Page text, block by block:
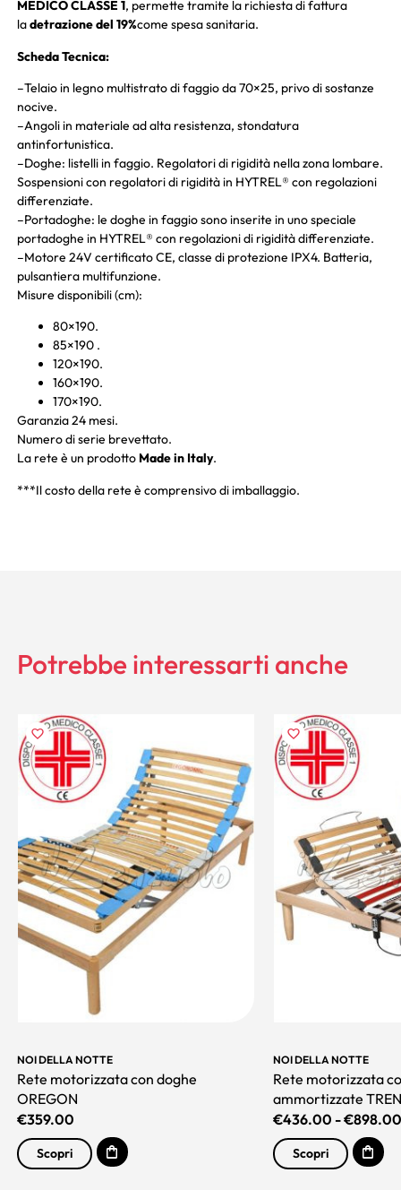
MEDICO CLASSE 1, permette tramite la richiesta di fattura
ladetrazione del 19%come spesa sanitaria.
Scheda Tecnica:
–Telaio in legno multistrato di faggio da 70×25, privo di sostanze
nocive.
–Angoli in materiale ad alta resistenza, stondatura
antinfortunistica.
–Doghe: listelli in faggio. Regolatori di rigidità nella zona lombare.
Sospensioni con regolatori di rigidità in HYTREL® con regolazioni
differenziate.
–Portadoghe: le doghe in faggio sono inserite in uno speciale
portadoghe in HYTREL® con regolazioni di rigidità differenziate.
–Motore 24V certificato CE, classe di protezione IPX4. Batteria,
pulsantiera multifunzione.
Misure disponibili (cm):
80×190.
85×190 .
120×190.
160×190.
170×190.
Garanzia 24 mesi.
Numero di serie brevettato.
La rete è un prodotto Made in Italy.
***Il costo della rete è comprensivo di imballaggio.
Potrebbe interessarti anche
NOI DELLA NOTTE
Rete motorizzata con doghe
OREGON
€359.00
Scopri
NOI DELLA NOTTE
Rete motorizzata
ammortizzate
€436.00 -€898.00
Scopri